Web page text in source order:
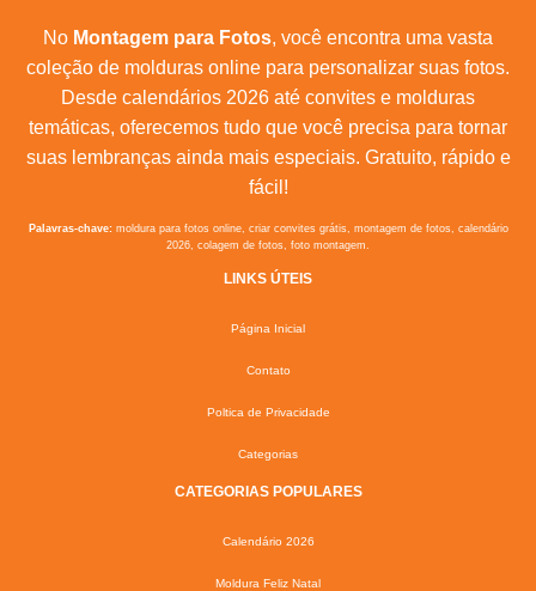
No Montagem para Fotos, você encontra uma vasta
coleção de molduras online para personalizar suas fotos.
Desde calendários 2026 até convites e molduras
temáticas, oferecemos tudo que você precisa para tornar
suas lembranças ainda mais especiais. Gratuito, rápido e
fácil!
Palavras-chave:moldura para fotos online, criar convites grátis, montagem de fotos, calendário
2026, colagem de fotos, foto montagem.
LINKS ÚTEIS
Página Inicial
Contato
Poltica de Privacidade
Categorias
CATEGORIAS POPULARES
Calendário 2026
Moldura Feliz Natal